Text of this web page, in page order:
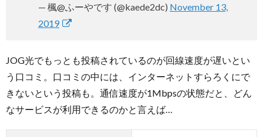
— 楓@ふーやです (@kaede2dc) November 13,
2019
JOG光でもっとも投稿されているのが回線速度が遅いとい
う口コミ。口コミの中には、インターネットすらろくにで
きないという投稿も。通信速度が1Mbpsの状態だと、どん
なサービスが利用できるのかと言えば…